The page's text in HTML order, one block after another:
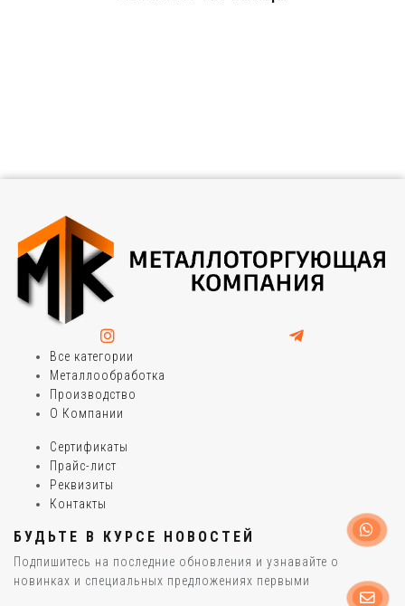
Все категории
Металлообработка
Производство
О Компании
Сертификаты
Прайс-лист
Реквизиты
Контакты
БУДЬТЕ В КУРСЕ НОВОСТЕЙ
Подпишитесь на последние обновления и узнавайте о
новинках и специальных предложениях первыми